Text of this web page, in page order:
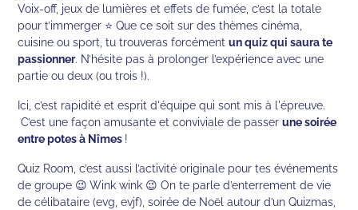
Voix-off, jeux de lumières et effets de fumée, c’est la totale
pour t’immerger ⭐ Que ce soit sur des thèmes cinéma,
cuisine ou sport, tu trouveras forcémentun quiz qui saura te
passionner. N’hésite pas à prolonger l’expérience avec une
partie ou deux (ou trois !).
Ici, c’est rapidité et esprit d'équipe qui sont mis à l'épreuve.
C’est une façon amusante et conviviale de passerune soirée
entre potes à Nîmes !
Quiz Room, c’est aussi l’activité originale pour tes événements
de groupe 😉 Wink wink 😉 On te parle d’enterrement de vie
de célibataire (evg, evjf), soirée de Noël autour d’un Quizmas,